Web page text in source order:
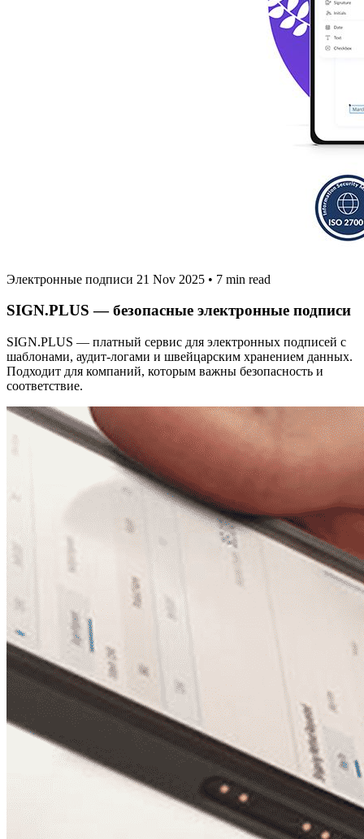
Электронные подписи 21 Nov 2025 • 7 min read
SIGN.PLUS — безопасные электронные подписи
SIGN.PLUS — платный сервис для электронных подписей с
шаблонами, аудит‑логами и швейцарским хранением данных.
Подходит для компаний, которым важны безопасность и
соответствие.